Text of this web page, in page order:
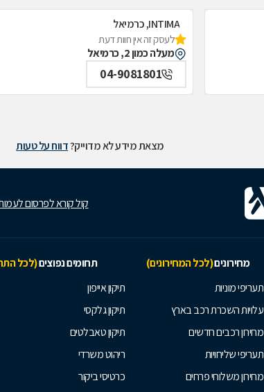
INTIMA, כרמיאל
לעסק זה אין חוות דעת
מעלה כמון 2, כרמיאל
04-9081801
מצאת מידע לא מדוייק?דווח על טעות
קול קורא לפרסום
מחירונים(לכל המחירונים) תחומים נפוצים(לכל
תעריפי מוניות
עלויות השכרת רכב בארץ
מחירון רכבים חדשים
תעריפי שליחויות
מחירון משלוחי פרחים
תיקון אייפון
תיקון גלקסי
תיקון טאבלטים
ריהוט משרדי
כרטיסי ביקור